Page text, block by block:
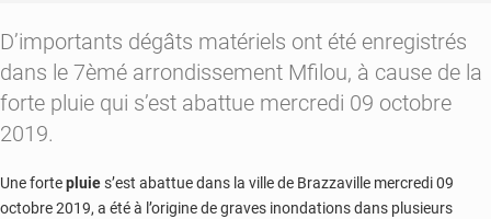
D’importants dégâts matériels ont été enregistrés
dans le 7èmé arrondissement Mfilou, à cause de la
forte pluie qui s’est abattue mercredi 09 octobre
2019.
Une fortepluies’est abattue dans la ville de Brazzaville mercredi 09
octobre 2019, a été à l’origine de graves inondations dans plusieurs